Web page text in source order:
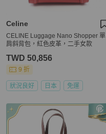
Celine
CELINE Luggage Nano Shopper 單
肩斜背包，紅色皮革，二手女款
TWD 50,856
9 折
狀況良好 日本 免運